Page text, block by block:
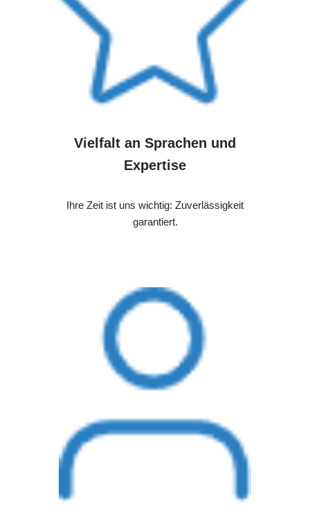
Vielfalt an Sprachen und
Expertise
Ihre Zeit ist uns wichtig: Zuverlässigkeit
garantiert.